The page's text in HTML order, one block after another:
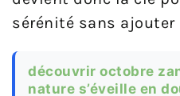
sérénité sans
découvrir octobre
nature s’éveille en